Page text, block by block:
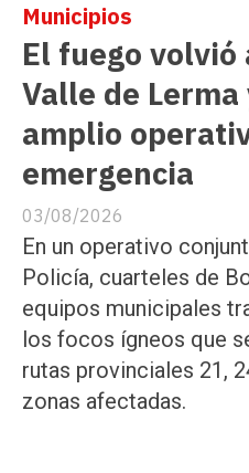
El fuego volvió
Valle de
amplio
emergencia
Municipios
03/08/2026
En un operativo
Policía, cuarteles de
equipos municipales
los focos ígneos que
rutas provinciales 21,
zonas afectadas.